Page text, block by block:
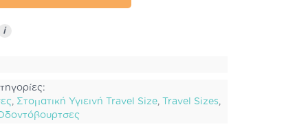
i
Στοματική Υγιεινή Travel Size Travel Sizes